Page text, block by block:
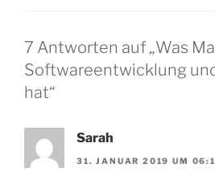
7 Antworten auf „Was
Softwareentwicklung
hat“
Sarah
31. JANUAR 2019 UM